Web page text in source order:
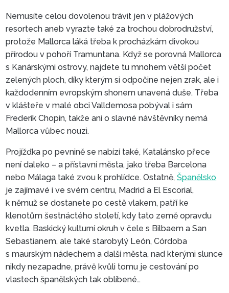
ZELENÝ OSTROV, KDE SI
HOROLEZECTVÍ
Nemusíte celou dovolenou trávit jen v plážových
resortech aneb vyrazte také za trochou dobrodružství,
protože Mallorca láká třeba k procházkám divokou
přírodou v pohoří Tramuntana. Když se porovná Mallorca
s Kanárskými ostrovy, najdete tu mnohem větší počet
zelených ploch, díky kterým si odpočine nejen zrak, ale i
každodenním evropským shonem unavená duše. Třeba
v klášteře v malé obci Valldemosa pobýval i sám
Frederik Chopin, takže ani o slavné návštěvníky nemá
Mallorca vůbec nouzi.
Projížďka po pevnině se nabízí také, Katalánsko přece
není daleko – a přístavní města, jako třeba Barcelona
nebo Málaga také zvou k prohlídce. Ostatně,Španělsko
je zajímavé i ve svém centru, Madrid a El Escorial,
k němuž se dostanete po cestě vlakem, patří ke
klenotům šestnáctého století, kdy tato země opravdu
kvetla. Baskický kulturní okruh v čele s Bilbaem a San
Sebastianem, ale také starobylý León, Córdoba
s maurským nádechem a další města, nad kterými slunce
nikdy nezapadne, právě kvůli tomu je cestování po
vlastech španělských tak oblíbené…